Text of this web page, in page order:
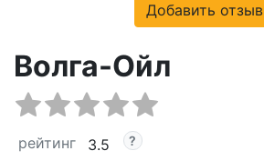
Добавить отзыв
Волга-Ойл
рейтинг
3.5